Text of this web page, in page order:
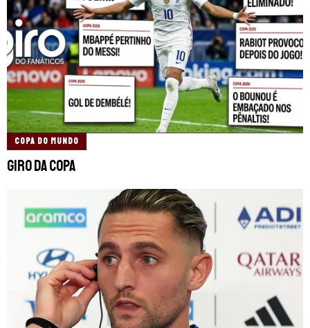
COPA DO MUNDO
Giro da Copa